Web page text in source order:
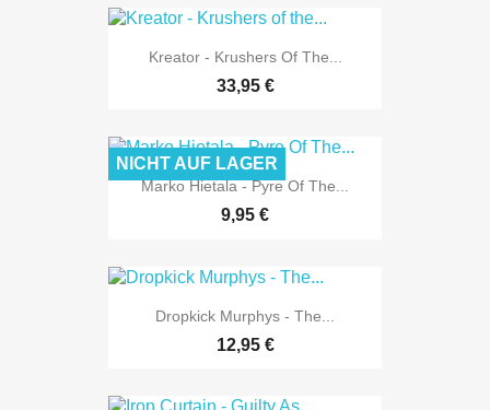
Kreator - Krushers Of The...
33,95 €
Marko Hietala - Pyre Of The...
9,95 €
NICHT AUF LAGER
Dropkick Murphys - The...
12,95 €